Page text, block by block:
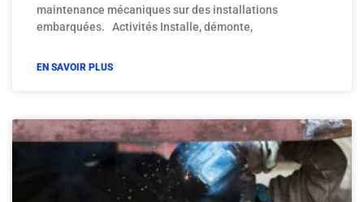
maintenance mécaniques sur des installations
embarquées. Activités Installe, démonte,
EN SAVOIR PLUS